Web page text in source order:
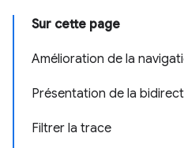
Sur cette page
Amélioration de la
Présentation de la
Filtrer la trace